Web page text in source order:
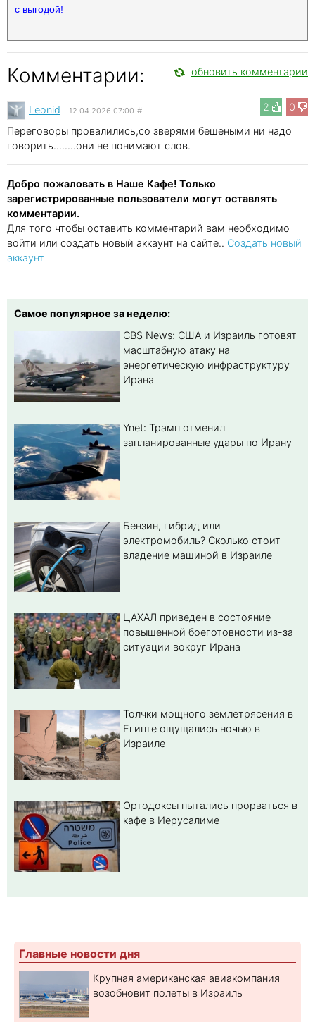
с выгодой!
Комментарии: обновить комментарии
2 0
Leonid 12.04.2026 07:00 #
Переговоры провалились,со зверями бешеными ни надо
говорить........они не понимают слов.
Добро пожаловать в Наше Кафе! Только
зарегистрированные пользователи могут оставлять
комментарии.
Для того чтобы оставить комментарий вам необходимо
войти или создать новый аккаунт на сайте.. Создать новый
аккаунт
Самое популярное за неделю:
CBS News: США и Израиль готовят
масштабную атаку на
энергетическую инфраструктуру
Ирана
Ynet: Трамп отменил
запланированные удары по Ирану
Бензин, гибрид или
электромобиль? Cколько стоит
владение машиной в Израиле
ЦАХАЛ приведен в состояние
повышенной боеготовности из-за
ситуации вокруг Ирана
Толчки мощного землетрясения в
Египте ощущались ночью в
Израиле
Ортодоксы пытались прорваться в
кафе в Иерусалиме
Главные новости дня
Крупная американская авиакомпания
возобновит полеты в Израиль